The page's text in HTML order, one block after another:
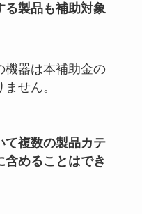
る製品も補助対象
機器は本補助金の
せん。
て複数の製品カテ
含めることはでき